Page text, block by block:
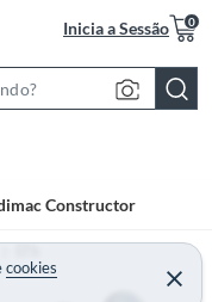
Inicia a Sessão 0
S
c
h
B
Constructor
cookies
EPIs